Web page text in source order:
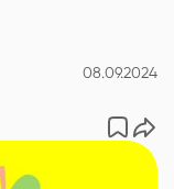
08.09.2024